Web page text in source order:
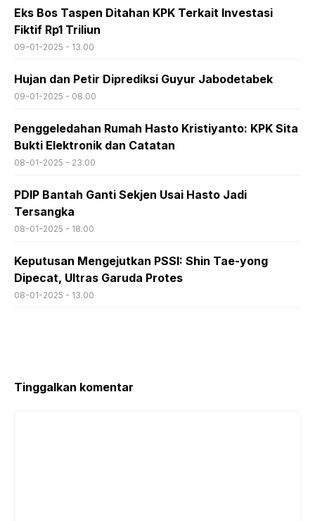
Eks Bos Taspen Ditahan KPK Terkait Investasi
Fiktif Rp1 Triliun
09-01-2025 - 13.00
Hujan dan Petir Diprediksi Guyur Jabodetabek
09-01-2025 - 08.00
Penggeledahan Rumah Hasto Kristiyanto: KPK Sita
Bukti Elektronik dan Catatan
08-01-2025 - 23.00
PDIP Bantah Ganti Sekjen Usai Hasto Jadi
Tersangka
08-01-2025 - 18.00
Keputusan Mengejutkan PSSI: Shin Tae-yong
Dipecat, Ultras Garuda Protes
08-01-2025 - 13.00
Tinggalkan komentar